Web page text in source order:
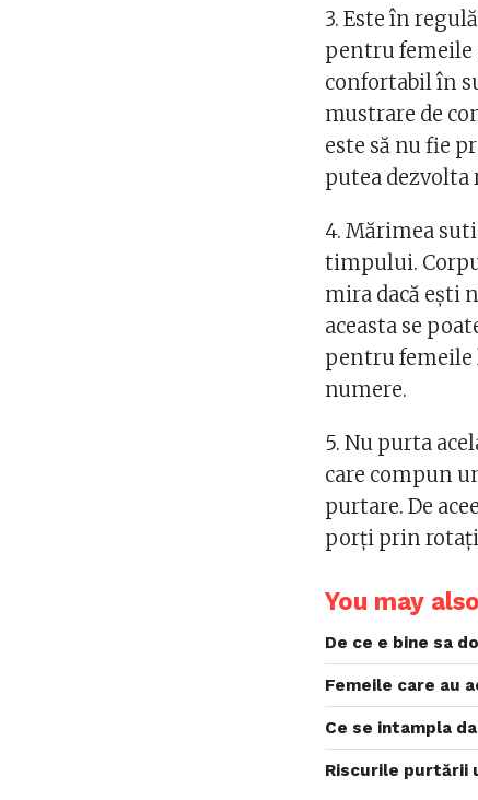
3. Este în
pentru femeile
confortabil în
mustrare de
este să nu fie
putea dezvolta
4. Mărimea
timpului.
mira dacă ești
aceasta se
pentru femeile
numere.
5. Nu purta
care compun
purtare. De
porți prin
You may
De ce e bine sa
Femeile care au
Ce se intampla
Riscurile purtării